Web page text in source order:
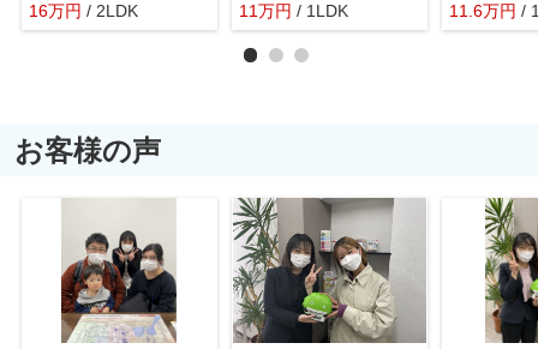
16万円 / 2LDK
11万円 / 1LDK 11.6万円 /
お客様の声